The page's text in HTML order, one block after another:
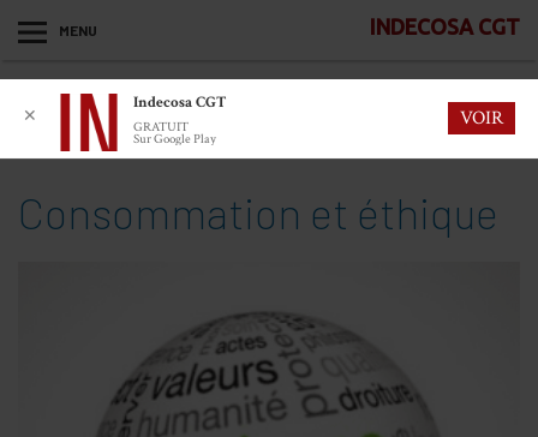
MENU INDECOSA CGT
Consommation et éthique
✕
Indecosa CGT
GRATUIT
Sur Google Play
VOIR